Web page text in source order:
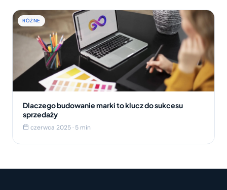
RÓŻNE
Dlaczego budowanie marki to klucz do sukcesu
sprzedaży
czerwca 2025 · 5 min